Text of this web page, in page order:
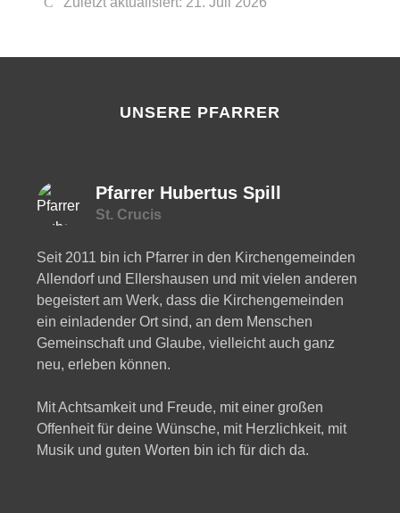
UNSERE PFARRER
Pfarrer Hubertus Spill
St. Crucis
Seit 2011 bin ich Pfarrer in den Kirchengemeinden
Allendorf und Ellershausen und mit vielen anderen
begeistert am Werk, dass die Kirchengemeinden
ein einladender Ort sind, an dem Menschen
Gemeinschaft und Glaube, vielleicht auch ganz
neu, erleben können.
Mit Achtsamkeit und Freude, mit einer großen
Offenheit für deine Wünsche, mit Herzlichkeit, mit
Musik und guten Worten bin ich für dich da.